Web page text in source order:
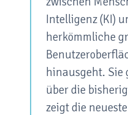
Intelligenz (KI)
herkömmliche
hinausgeht. Sie
über die
zeigt die